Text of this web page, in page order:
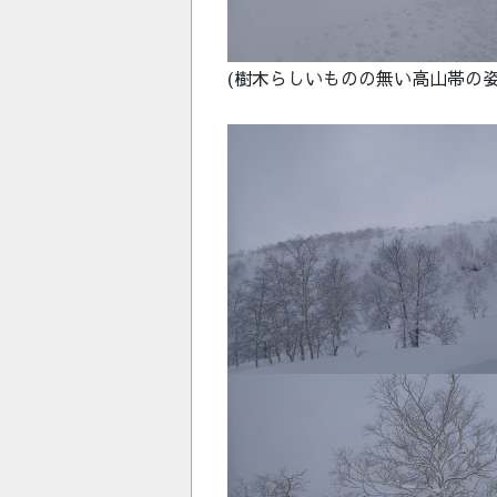
(樹木らしいものの無い高山帯の